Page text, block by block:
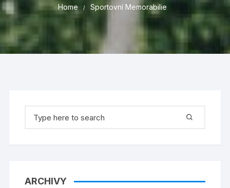
Home Sportovní Memorabilie
for:
ARCHIVY